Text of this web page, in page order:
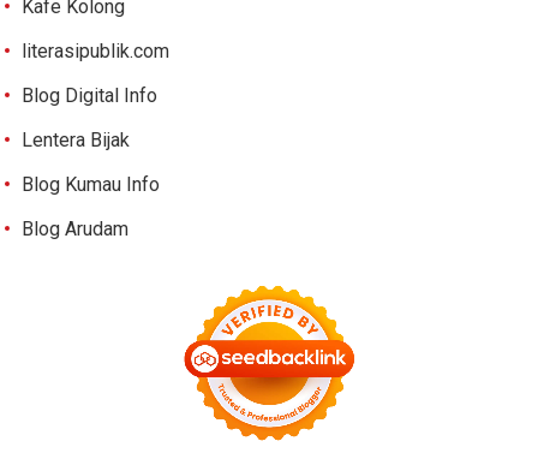
Kafe Kolong
literasipublik.com
Blog Digital Info
Lentera Bijak
Blog Kumau Info
Blog Arudam